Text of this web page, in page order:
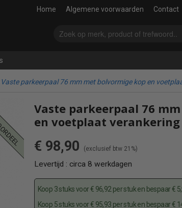
Home Algemene voorwaarden Contact
Vaste parkeerpaal 76 mm met bolvormige kop en
Vaste parkeerpaal 76
en voetplaat verankering
€ 98,90 (exclusief btw 21%)
Levertijd : circa 8 werkdagen
Koop 3 stuks voor € 96,92 per stuk en bespaar €
Koop 5 stuks voor € 95,93 per stuk en bespaar €